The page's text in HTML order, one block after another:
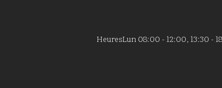
HeuresLun 08:00 - 12:00, 13:30 -